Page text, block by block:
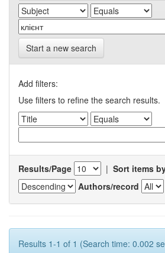
Start a new search
Add filters:
Use filters to refine the search results.
Results/Page | Sort items
Authors/record
Results 1-1 of 1 (Search time: 0.002